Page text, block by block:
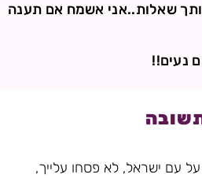
שאלות..אני אשמח אם תענה
נעים!!
עם ישראל, לא פסחו עלייך,